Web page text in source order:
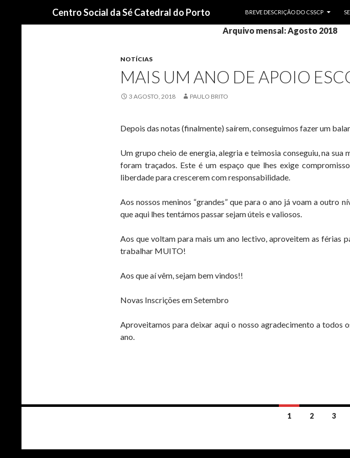
Centro Social da Sé Catedral do Porto
BREVE DESCRIÇÃO DO CSSCP
Arquivo mensal: Agosto 2018
NOTÍCIAS
MAIS UM ANO DE APOIO
3 AGOSTO, 2018 PAULO BRITO
Depois das notas (finalmente) saírem, conseguimos fazer um
Um grupo cheio de energia, alegria e teimosia conseguiu, na
foram traçados. Este é um espaço que lhes exige
liberdade para crescerem com responsabilidade.
Aos nossos meninos “grandes” que para o ano já voam a outro
que aqui lhes tentámos passar sejam úteis e valiosos.
Aos que voltam para mais um ano lectivo, aproveitem as férias
trabalhar MUITO!
Aos que aí vêm, sejam bem vindos!!
Novas Inscrições em Setembro
Aproveitamos para deixar aqui o nosso agradecimento a todos
ano.
artigos
1 2 3